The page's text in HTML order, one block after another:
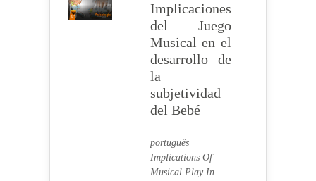
Implicaciones
del Juego
Musical en el
desarrollo de
la
subjetividad
del Bebé
português
Implications Of
Musical Play In